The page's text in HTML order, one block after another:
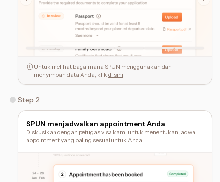
Untuk melihat bagaimana SPUN menggunakan dan
menyimpan data Anda, klik di sini.
Step 2
SPUN menjadwalkan appointment Anda
Diskusikan dengan petugas visa kami untuk menentukan jadwal
appointment yang paling sesuai untuk Anda.